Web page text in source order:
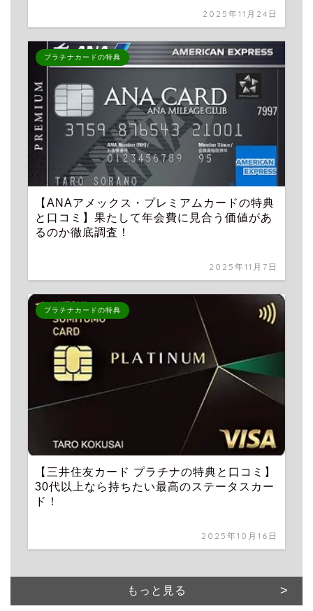
2025年11月24日
プラチナカードの特典
【ANAアメックス・プレミアムカードの特典
と口コミ】果たして年会費に見合う価値があ
るのか徹底調査！
2025年11月7日
プラチナカードの特典
【三井住友カード プラチナの特典と口コミ】
30代以上なら持ちたい最高のステータスカー
ド！
2025年10月16日
もっと見る